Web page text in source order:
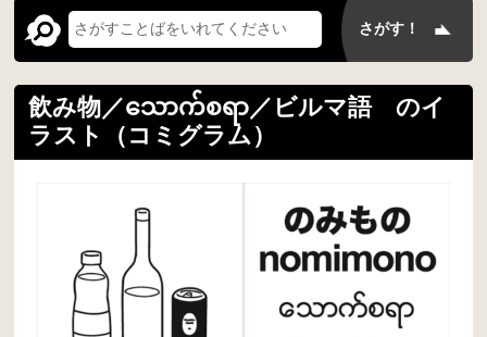
飲み物／သောက်စရာ／ビルマ語 のイ
ラスト（コミグラム）